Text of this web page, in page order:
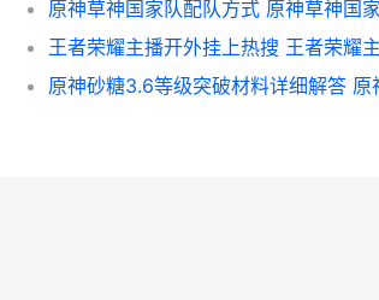
原神砂糖3.6等级突破材料详细解答 原